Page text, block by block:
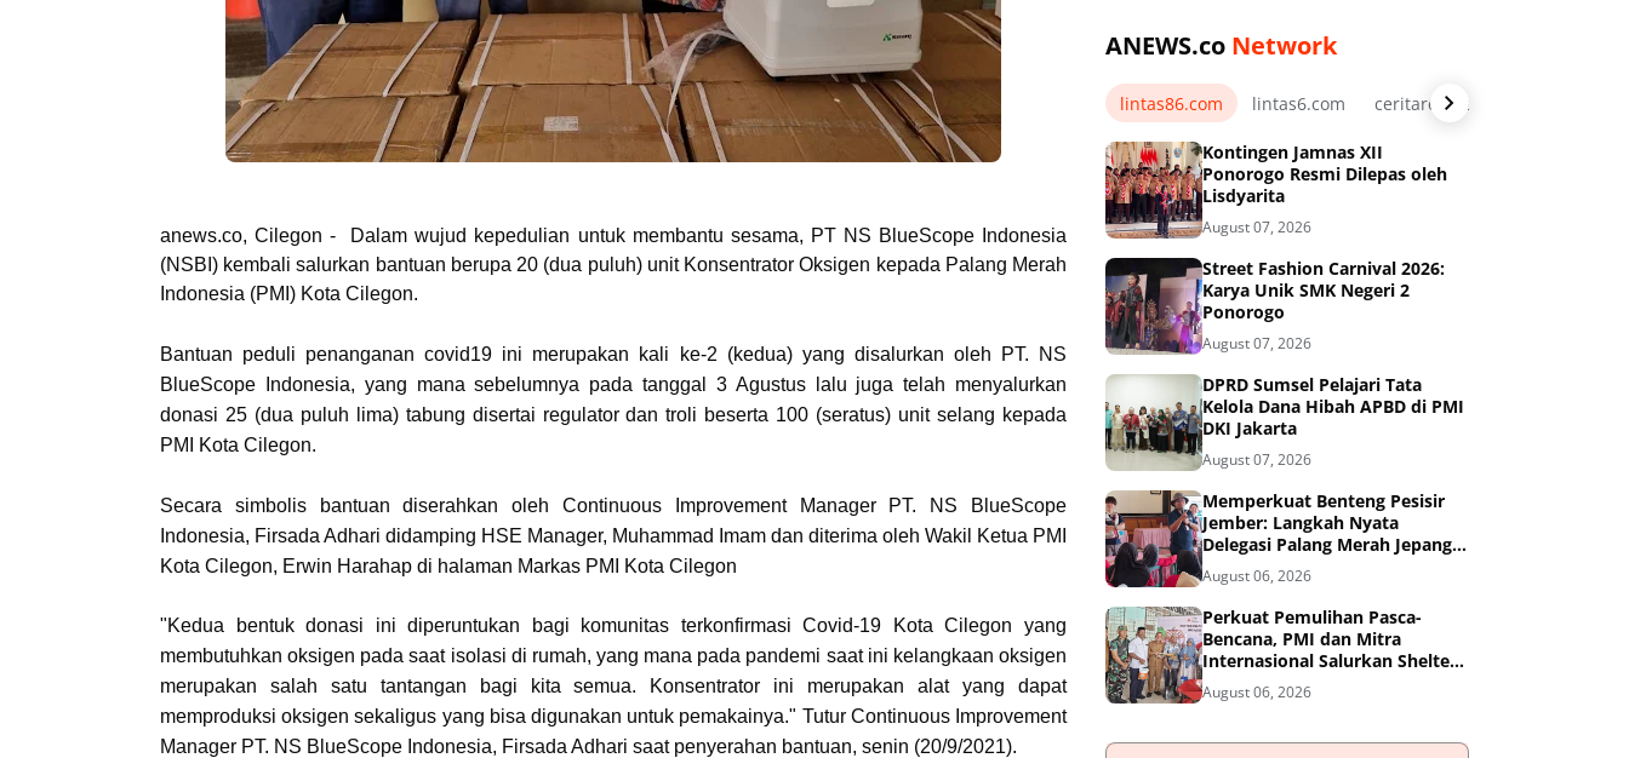
anews.co, Cilegon - Dalam wujud kepedulian untuk membantu sesama, PT NS BlueScope Indonesia
(NSBI) kembali salurkan bantuan berupa 20 (dua puluh) unit Konsentrator Oksigen kepada Palang Merah
Indonesia (PMI) Kota Cilegon.
Bantuan peduli penanganan covid19 ini merupakan kali ke-2 (kedua) yang disalurkan oleh PT. NS
BlueScope Indonesia, yang mana sebelumnya pada tanggal 3 Agustus lalu juga telah menyalurkan
donasi 25 (dua puluh lima) tabung disertai regulator dan troli beserta 100 (seratus) unit selang kepada
PMI Kota Cilegon.
Secara simbolis bantuan diserahkan oleh Continuous Improvement Manager PT. NS BlueScope
Indonesia, Firsada Adhari didamping HSE Manager, Muhammad Imam dan diterima oleh Wakil Ketua PMI
Kota Cilegon, Erwin Harahap di halaman Markas PMI Kota Cilegon
"Kedua bentuk donasi ini diperuntukan bagi komunitas terkonfirmasi Covid-19 Kota Cilegon yang
membutuhkan oksigen pada saat isolasi di rumah, yang mana pada pandemi saat ini kelangkaan oksigen
merupakan salah satu tantangan bagi kita semua. Konsentrator ini merupakan alat yang dapat
memproduksi oksigen sekaligus yang bisa digunakan untuk pemakainya." Tutur Continuous Improvement
Manager PT. NS BlueScope Indonesia, Firsada Adhari saat penyerahan bantuan, senin (20/9/2021).
ANEWS.co Network
lintas86.com lintas6.com ceritarelawan.my.id
Kontingen Jamnas XII
Ponorogo Resmi Dilepas oleh
Lisdyarita
August 07, 2026
Street Fashion Carnival 2026:
Karya Unik SMK Negeri 2
Ponorogo
August 07, 2026
DPRD Sumsel Pelajari Tata
Kelola Dana Hibah APBD di PMI
DKI Jakarta
August 07, 2026
Memperkuat Benteng Pesisir
Jember: Langkah Nyata
Delegasi Palang Merah Jepang
Dampingi Relawan dan Sekolah
Tangguh Bencana
August 06, 2026
Perkuat Pemulihan Pasca-
Bencana, PMI dan Mitra
Internasional Salurkan Shelter
Toolkit untuk 1.200 Keluarga di
Aceh Utara
August 06, 2026